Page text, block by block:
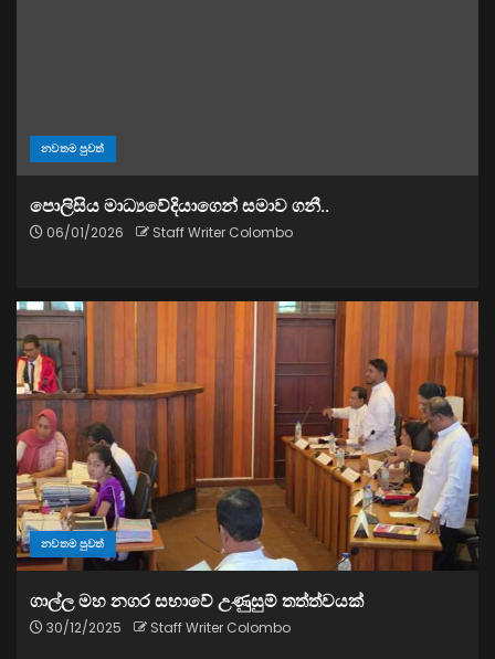
නවතම පුවත්
පොලිසිය මාධ්‍යවේදියාගෙන් සමාව ගනී..
06/01/2026 Staff Writer Colombo
නවතම පුවත්
ගාල්ල මහ නගර සභාවේ උණුසුම් තත්ත්වයක්
30/12/2025 Staff Writer Colombo